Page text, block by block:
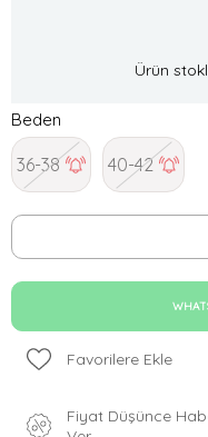
Ürün
Beden
36-38 40-42
Favorilere Ekle
Fiyat Düşünce